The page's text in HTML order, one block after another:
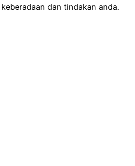
dan tindakan anda.